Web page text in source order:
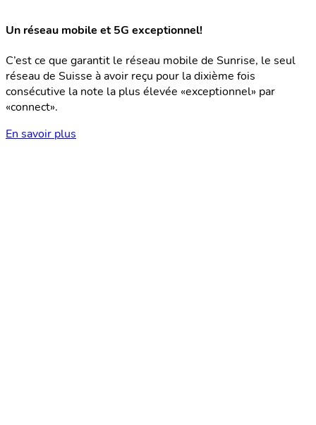
Un réseau mobile et 5G exceptionnel!
C’est ce que garantit le réseau mobile de Sunrise, le seul
réseau de Suisse à avoir reçu pour la dixième fois
consécutive la note la plus élevée «exceptionnel» par
«connect».
En savoir plus